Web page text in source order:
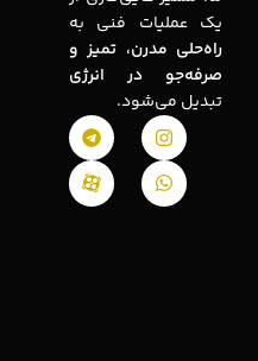
یک عملیات فنی به
راه‌حلی مدرن، تمیز و
صرفه‌جو در انرژی
تبدیل می‌شود.